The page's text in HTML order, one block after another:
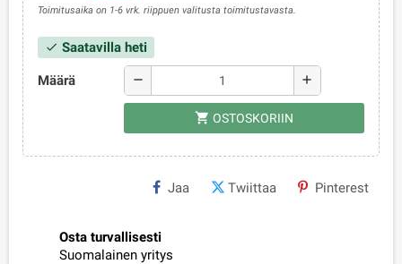
Toimitusaika on 1-6 vrk. riippuen valitusta toimitustavasta.
check Saatavilla heti
Määrä remove add
shopping_cart OSTOSKORIIN
Jaa Twiittaa Pinterest
Osta turvallisesti
Suomalainen yritys